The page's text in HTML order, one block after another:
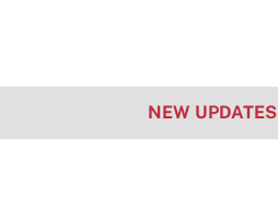
NEW UPDATES